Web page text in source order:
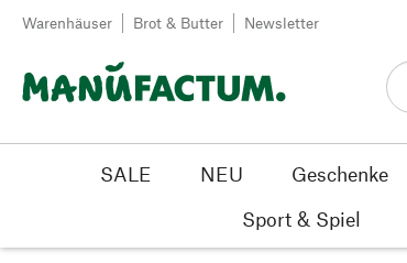
Zum Inhalt springen
Warenhäuser Brot & Butter Newsletter
SALE NEU Geschenke
Sport & Spiel